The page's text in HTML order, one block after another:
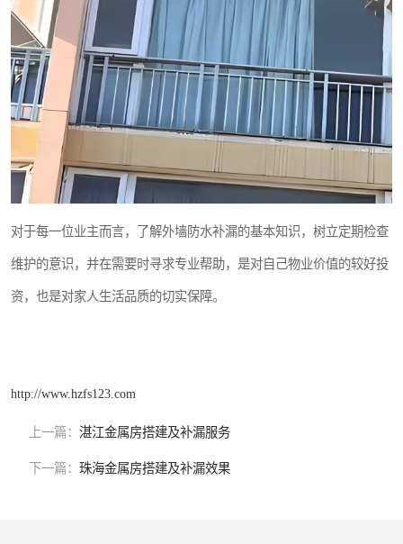
对于每一位业主而言，了解外墙防水补漏的基本知识，树立定期检查
维护的意识，并在需要时寻求专业帮助，是对自己物业价值的较好投
资，也是对家人生活品质的切实保障。
http://www.hzfs123.com
上一篇： 湛江金属房搭建及补漏服务
下一篇： 珠海金属房搭建及补漏效果